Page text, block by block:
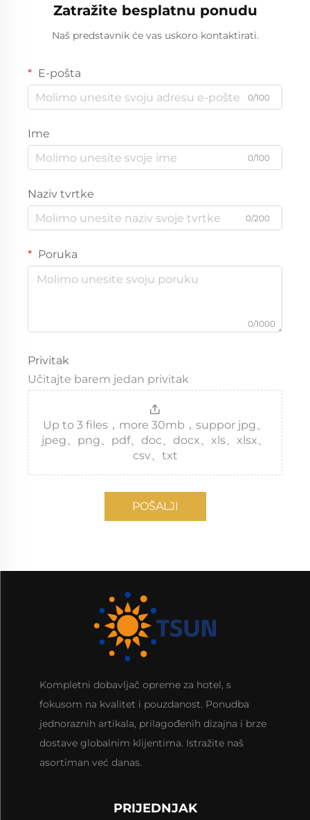
Zatražite besplatnu ponudu
Naš predstavnik će vas uskoro kontaktirati.
E-pošta
0/100
Ime
0/100
Naziv tvrtke
0/200
Poruka
0/1000
Privitak
Učitajte barem jedan privitak
Up to 3 files，more 30mb，suppor jpg、
jpeg、png、pdf、doc、docx、xls、xlsx、
csv、txt
POŠALJI
Kompletni dobavljač opreme za hotel, s
fokusom na kvalitet i pouzdanost. Ponudba
jednoraznih artikala, prilagođenih dizajna i brze
dostave globalnim klijentima. Istražite naš
asortiman već danas.
PRIJEDNJAK